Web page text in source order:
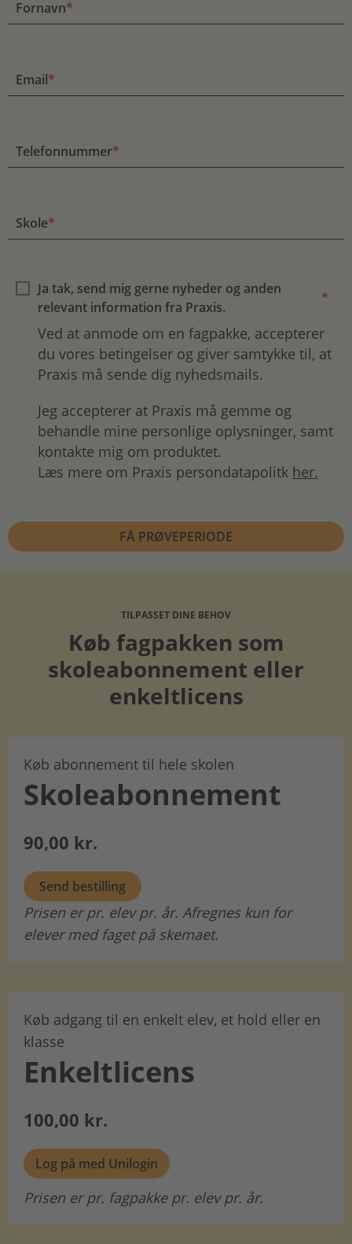
Fornavn*
Email*
Telefonnummer*
Skole*
Ja tak, send mig gerne nyheder og anden
relevant information fra Praxis.
*
Ved at anmode om en fagpakke, accepterer
du vores betingelser og giver samtykke til, at
Praxis må sende dig nyhedsmails.
Jeg accepterer at Praxis må gemme og
behandle mine personlige oplysninger, samt
kontakte mig om produktet.
Læs mere om Praxis persondatapolitk her.
TILPASSET DINE BEHOV
Køb fagpakken som
skoleabonnement eller
enkeltlicens
Køb abonnement til hele skolen
Skoleabonnement
90,00 kr.
Send bestilling
Prisen er pr. elev pr. år. Afregnes kun for
elever med faget på skemaet.
Køb adgang til en enkelt elev, et hold eller en
klasse
Enkeltlicens
100,00 kr.
Log på med Unilogin
Prisen er pr. fagpakke pr. elev pr. år.